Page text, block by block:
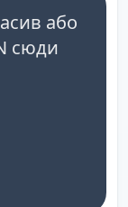
або
сюди